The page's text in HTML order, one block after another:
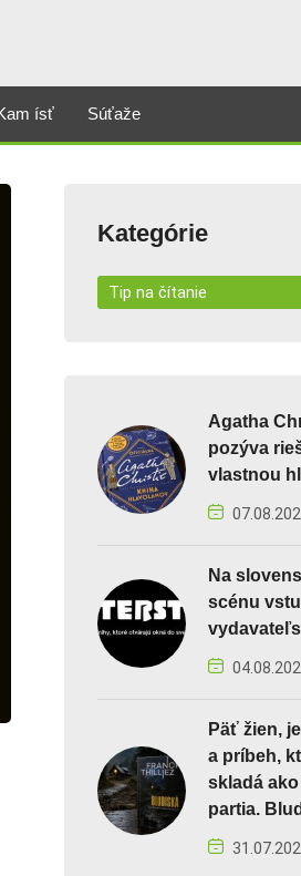
ísť Súťaže
Kategórie
Tip na čítanie
Agatha
pozýva
vlastnou
Na
scénu
Päť žien,
a príbeh,
skladá
partia.